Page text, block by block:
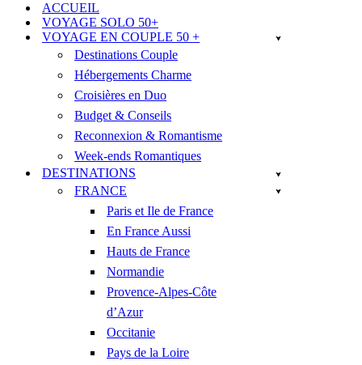
navigationACCUEIL
VOYAGE SOLO 50+
VOYAGE EN COUPLE 50 +
Destinations Couple
Hébergements Charme
Croisières en Duo
Budget & Conseils
Reconnexion & Romantisme
Week-ends Romantiques
DESTINATIONS
FRANCE
Paris et Ile de France
En France Aussi
Hauts de France
Normandie
Provence-Alpes-Côte
d’Azur
Occitanie
Pays de la Loire